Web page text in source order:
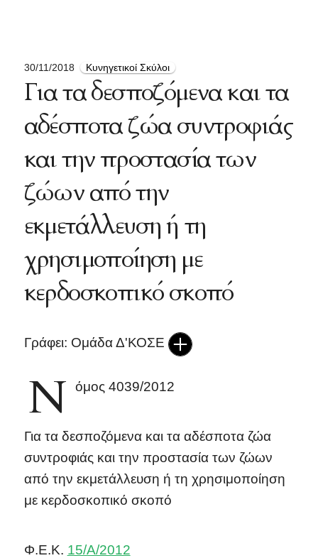
30/11/2018 Κυνηγετικοί Σκύλοι
Για τα δεσποζόμενα και τα
αδέσποτα ζώα συντροφιάς
και την προστασία των
ζώων από την
εκμετάλλευση ή τη
χρησιμοποίηση με
κερδοσκοπικό σκοπό
Γράφει: Ομάδα Δ'ΚΟΣΕ
Ν όμος 4039/2012
Για τα δεσποζόμενα και τα αδέσποτα ζώα
συντροφιάς και την προστασία των ζώων
από την εκμετάλλευση ή τη χρησιμοποίηση
με κερδοσκοπικό σκοπό
Φ.Ε.Κ. 15/Α/2012